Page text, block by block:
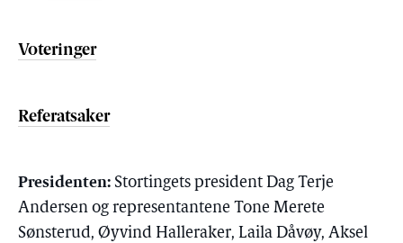
Voteringer
Referatsaker
Presidenten: Stortingets president Dag Terje
Andersen og representantene Tone Merete
Sønsterud, Øyvind Halleraker, Laila Dåvøy, Aksel